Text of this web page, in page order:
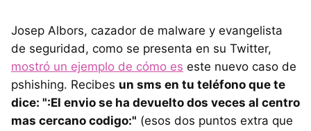
Josep Albors, cazador de malware y evangelista
de seguridad, como se presenta en su Twitter,
mostró un ejemplo de cómo es este nuevo caso de
pshishing. Recibes un sms en tu teléfono que te
dice: ":El envio se ha devuelto dos veces al centro
mas cercano codigo:" (esos dos puntos extra que